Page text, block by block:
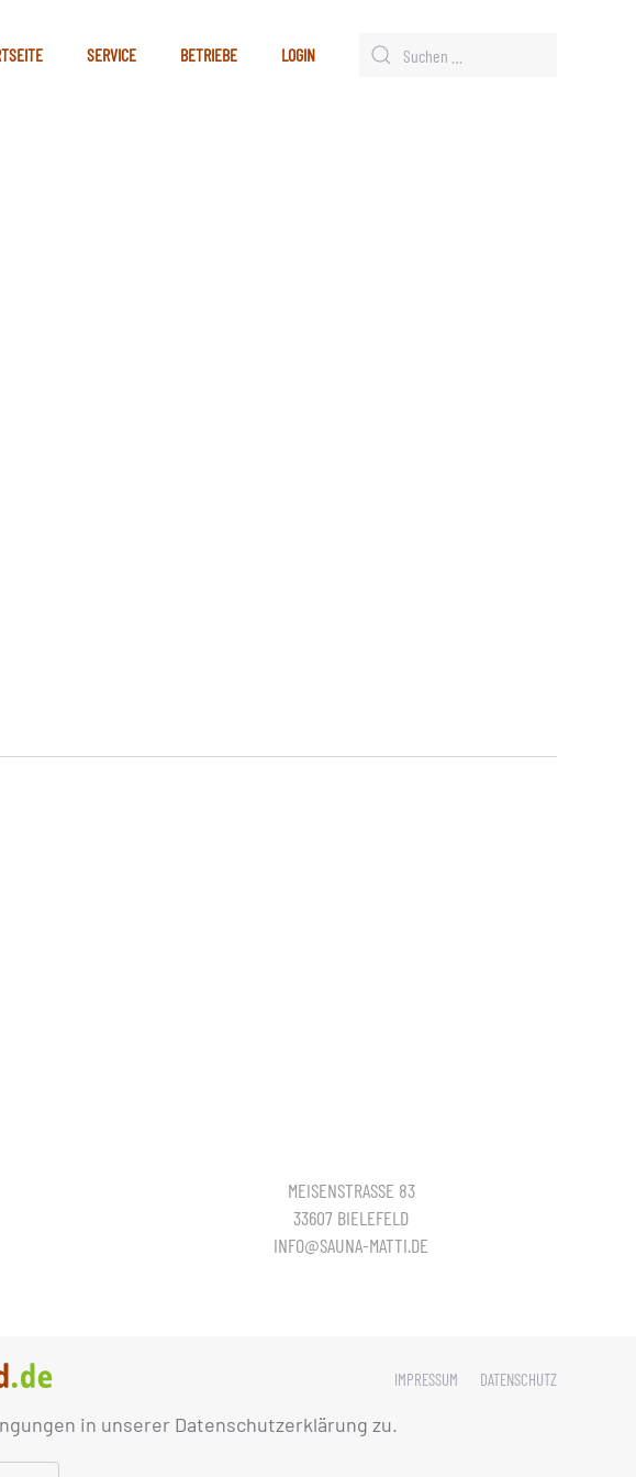
in unserer Datenschutzerklärung zu.
SERVICE BETRIEBE LOGIN
MEISENSTRASSE 83
33607 BIELEFELD
INFO@SAUNA-MATTI.DE
IMPRESSUM DATENSCHUTZ